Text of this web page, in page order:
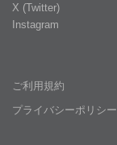
X (Twitter)
Instagram
ご利用規約
プライバシーポリシー